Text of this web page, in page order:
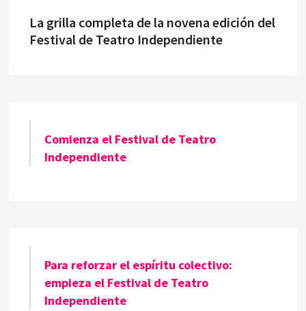
La grilla completa de la novena edición del
Festival de Teatro Independiente
Comienza el Festival de Teatro
Independiente
Para reforzar el espíritu colectivo:
empieza el Festival de Teatro
Independiente